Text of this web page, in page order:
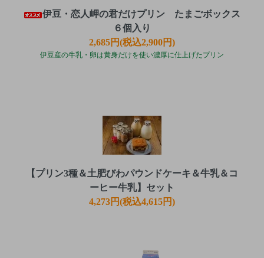
伊豆・恋人岬の君だけプリン たまごボックス
６個入り
2,685円(税込2,900円)
伊豆産の牛乳・卵は黄身だけを使い濃厚に仕上げたプリン
【プリン3種＆土肥びわパウンドケーキ＆牛乳＆コ
ーヒー牛乳】セット
4,273円(税込4,615円)